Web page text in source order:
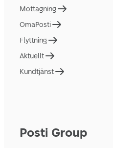
Mottagning
OmaPosti
Flyttning
Aktuellt
Kundtjänst
Posti Group